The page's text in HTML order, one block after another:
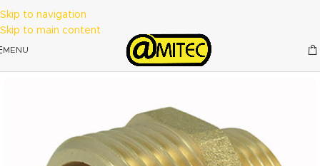
Skip to navigation
Skip to main content
MENU